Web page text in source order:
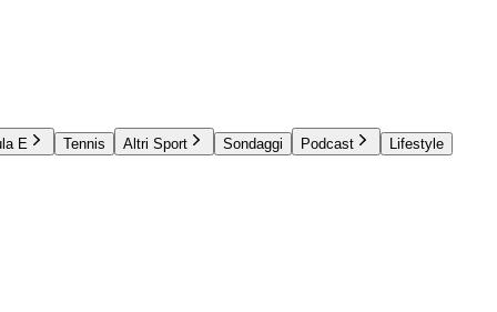
E Tennis Altri Sport Sondaggi Podcast Lifestyle